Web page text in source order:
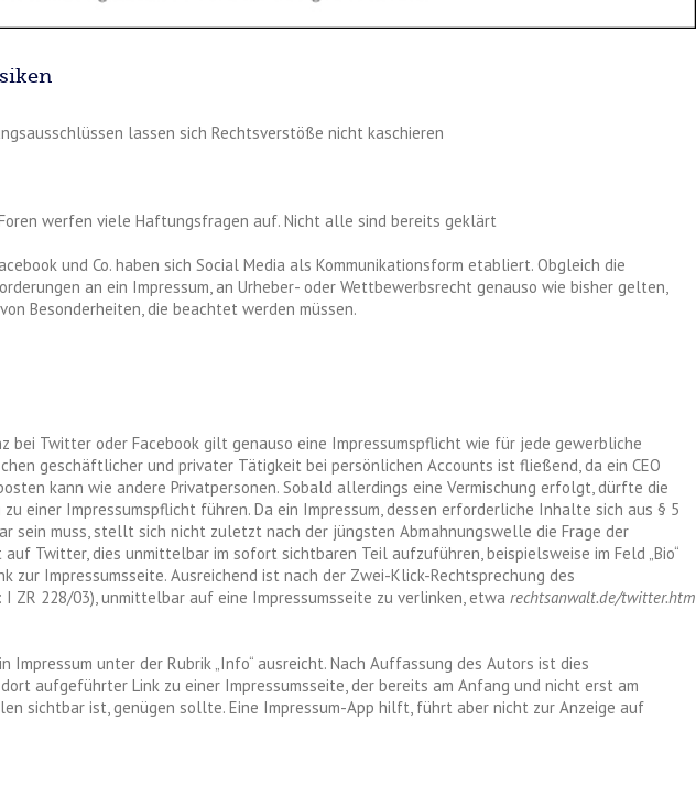
lassen sich Rechtsverstöße nicht kaschieren
werfen viele Haftungsfragen auf. Nicht alle sind bereits geklärt
und Co. haben sich Social Media als Kommunikationsform etabliert. Obgleich die
an ein Impressum, an Urheber- oder Wettbewerbsrecht genauso wie bisher gelten,
Besonderheiten, die beachtet werden müssen.
bei Twitter oder Facebook gilt genauso eine Impressumspflicht wie für jede gewerbliche
geschäftlicher und privater Tätigkeit bei persönlichen Accounts ist fließend, da ein CEO
kann wie andere Privatpersonen. Sobald allerdings eine Vermischung erfolgt, dürfte die
einer Impressumspflicht führen. Da ein Impressum, dessen erforderliche Inhalte sich aus § 5
sein muss, stellt sich nicht zuletzt nach der jüngsten Abmahnungswelle die Frage der
Twitter, dies unmittelbar im sofort sichtbaren Teil aufzuführen, beispielsweise im Feld „Bio“
zur Impressumsseite. Ausreichend ist nach der Zwei-Klick-Rechtsprechung des
I ZR 228/03), unmittelbar auf eine Impressumsseite zu verlinken, etwa rechtsanwalt.de/twitter.htm
Impressum unter der Rubrik „Info“ ausreicht. Nach Auffassung des Autors ist dies
aufgeführter Link zu einer Impressumsseite, der bereits am Anfang und nicht erst am
sichtbar ist, genügen sollte. Eine Impressum-App hilft, führt aber nicht zur Anzeige auf